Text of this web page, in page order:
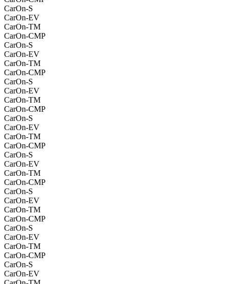
CarOn-S
CarOn-EV
CarOn-TM
CarOn-CMP
CarOn-S
CarOn-EV
CarOn-TM
CarOn-CMP
CarOn-S
CarOn-EV
CarOn-TM
CarOn-CMP
CarOn-S
CarOn-EV
CarOn-TM
CarOn-CMP
CarOn-S
CarOn-EV
CarOn-TM
CarOn-CMP
CarOn-S
CarOn-EV
CarOn-TM
CarOn-CMP
CarOn-S
CarOn-EV
CarOn-TM
CarOn-CMP
CarOn-S
CarOn-EV